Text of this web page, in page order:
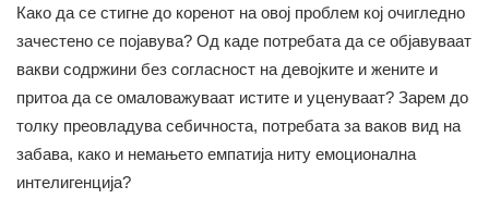
Како да се стигне до коренот на овој проблем кој очигледно
зачестено се појавува? Од каде потребата да се објавуваат
вакви содржини без согласност на девојките и жените и
притоа да се омаловажуваат истите и уценуваат? Зарем до
толку преовладува себичноста, потребата за ваков вид на
забава, како и немањето емпатија ниту емоциoнална
интелигенција?